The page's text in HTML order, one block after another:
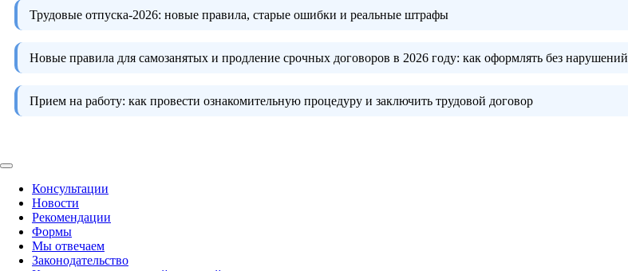
Трудовые отпуска-2026: новые правила, старые ошибки и реальные штрафы
Новые правила для самозанятых и продление срочных договоров в 2026 году: как оформлять без нарушений
Прием на работу: как провести ознакомительную процедуру и заключить трудовой договор
Консультации
Новости
Рекомендации
Формы
Мы отвечаем
Законодательство